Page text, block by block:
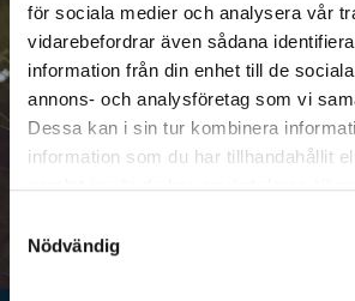
för sociala medier och analysera vår
vidarebefordrar även sådana
information från din enhet till de
annons- och analysföretag som vi
Dessa kan i sin tur kombinera
information som du har tillhandahållit
Nödvändig
&
Vi har många traditioner på våra
härlig gemenskap och